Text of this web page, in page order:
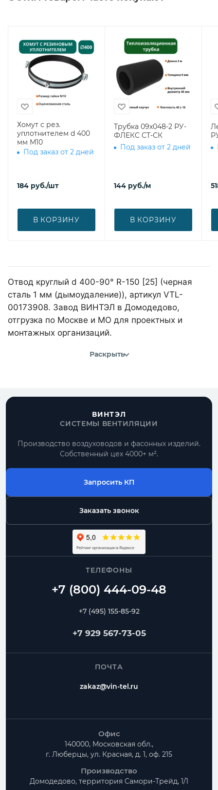
Хомут с рез.
уплотнителем d 400
мм М10
Под заказ от 2 дней
184 руб./шт
В КОРЗИНУ
Трубка 09х048-2 РУ-
ФЛЕКС СТ-СК
Под заказ от 2 дней
144 руб./м
В КОРЗИНУ
Отвод круглый d 400-90° R-150 [25] (черная
сталь 1 мм (дымоудаление)), артикул VTL-
00173908. Завод ВИНТЭЛ в Домодедово,
отгрузка по Москве и МО для проектных и
монтажных организаций.
Раскрыть
ВИНТЭЛ
СИСТЕМЫ ВЕНТИЛЯЦИИ
Производство воздуховодов и фасонных изделий.
Собственный цех 4000+ м².
Запросить КП
Заказать звонок
ТЕЛЕФОНЫ
+7 (495) 155-85-92
+7 929 567-73-05
ПОЧТА
zakaz@vin-tel.ru
Офис
140000, Московская обл.,
г. Люберцы, ул. Красная, д. 1, оф. 215
Производство
Домодедово, территория Самори-Трейд, 1/1